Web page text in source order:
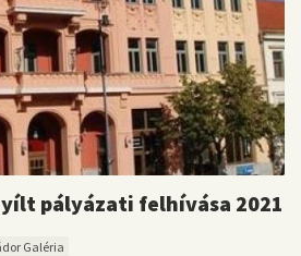
pályázati felhívása 2021
Galéria